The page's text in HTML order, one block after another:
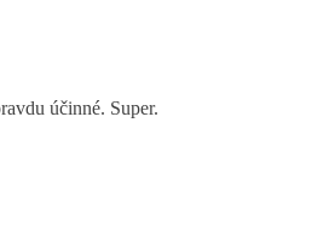
účinné. Super.